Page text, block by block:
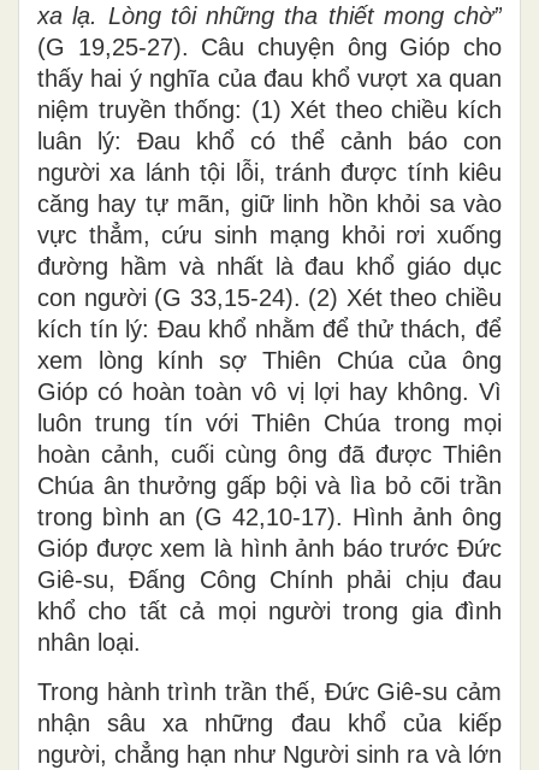
xa lạ. Lòng tôi những tha thiết mong chờ”
(G 19,25-27). Câu chuyện ông Gióp cho
thấy hai ý nghĩa của đau khổ vượt xa quan
niệm truyền thống: (1) Xét theo chiều kích
luân lý: Đau khổ có thể cảnh báo con
người xa lánh tội lỗi, tránh được tính kiêu
căng hay tự mãn, giữ linh hồn khỏi sa vào
vực thẳm, cứu sinh mạng khỏi rơi xuống
đường hầm và nhất là đau khổ giáo dục
con người (G 33,15-24). (2) Xét theo chiều
kích tín lý: Đau khổ nhằm để thử thách, để
xem lòng kính sợ Thiên Chúa của ông
Gióp có hoàn toàn vô vị lợi hay không. Vì
luôn trung tín với Thiên Chúa trong mọi
hoàn cảnh, cuối cùng ông đã được Thiên
Chúa ân thưởng gấp bội và lìa bỏ cõi trần
trong bình an (G 42,10-17). Hình ảnh ông
Gióp được xem là hình ảnh báo trước Đức
Giê-su, Đấng Công Chính phải chịu đau
khổ cho tất cả mọi người trong gia đình
nhân loại.
Trong hành trình trần thế, Đức Giê-su cảm
nhận sâu xa những đau khổ của kiếp
người, chẳng hạn như Người sinh ra và lớn